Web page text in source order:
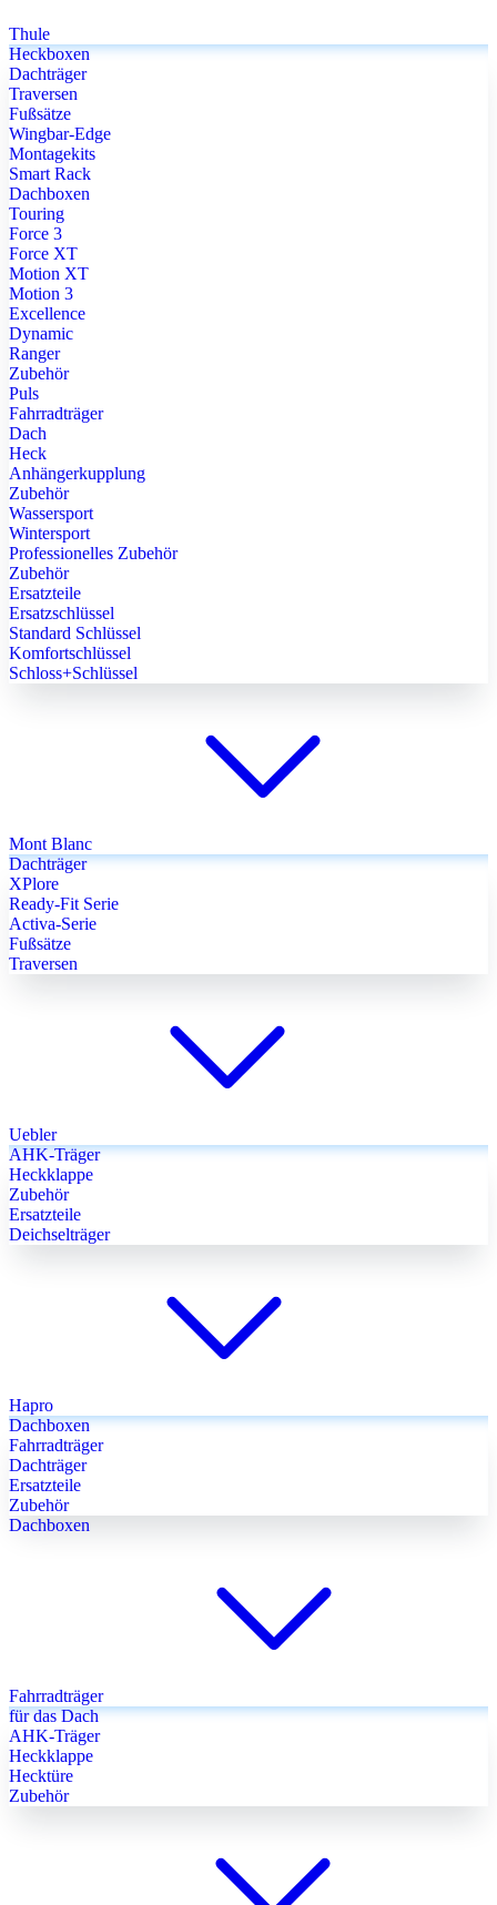
Thule
Heckboxen
Dachträger
Traversen
Fußsätze
Wingbar-Edge
Montagekits
Smart Rack
Dachboxen
Touring
Force 3
Force XT
Motion XT
Motion 3
Excellence
Dynamic
Ranger
Zubehör
Puls
Fahrradträger
Dach
Heck
Anhängerkupplung
Zubehör
Wassersport
Wintersport
Professionelles Zubehör
Zubehör
Ersatzteile
Ersatzschlüssel
Standard Schlüssel
Komfortschlüssel
Schloss+Schlüssel
Mont Blanc
Dachträger
XPlore
Ready-Fit Serie
Activa-Serie
Fußsätze
Traversen
Uebler
AHK-Träger
Heckklappe
Zubehör
Ersatzteile
Deichselträger
Hapro
Dachboxen
Fahrradträger
Dachträger
Ersatzteile
Zubehör
Dachboxen
Fahrradträger
für das Dach
AHK-Träger
Heckklappe
Hecktüre
Zubehör